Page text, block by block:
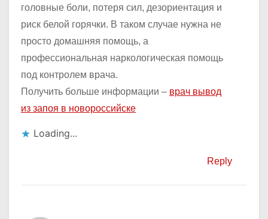
головные боли, потеря сил, дезориентация и
риск белой горячки. В таком случае нужна не
просто домашняя помощь, а
профессиональная наркологическая помощь
под контролем врача.
Получить больше информации – врач вывод
из запоя в новороссийске
Loading...
Reply